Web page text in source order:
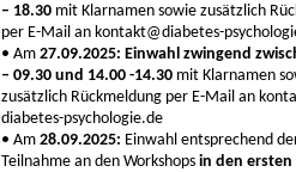
– 18.30 mit Klarnamen sowie zusätzlich
per E-Mail an kontakt@diabetes-
• Am 27.09.2025: Einwahl zwingend
– 09.30 und 14.00 -14.30 mit Klarnamen
zusätzlich Rückmeldung per E-Mail an
diabetes-psychologie.de
• Am 28.09.2025: Einwahl entsprechend
Teilnahme an den Workshops in den ersten